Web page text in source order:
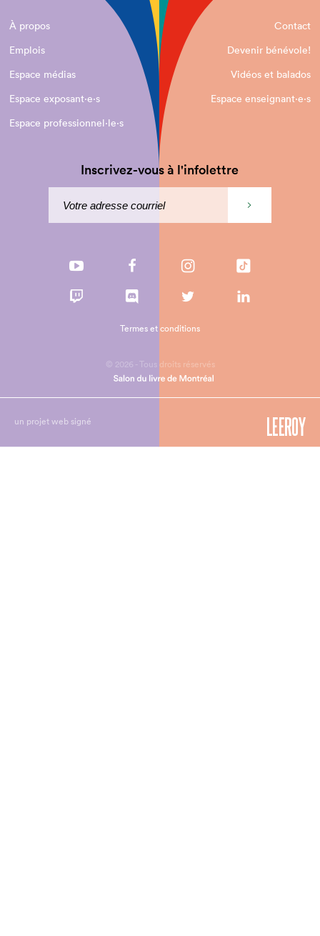
À propos
Contact
Emplois
Devenir bénévole!
Espace médias
Vidéos et balados
Espace exposant·e⋅s
Espace enseignant·e⋅s
Espace professionnel·le⋅s
Inscrivez-vous à l'infolettre
© 2026 - Tous droits réservés
Termes et conditions
un projet web signé